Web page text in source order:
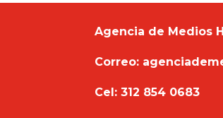
Agencia de Medios
Correo:
Cel: 312 854 0683